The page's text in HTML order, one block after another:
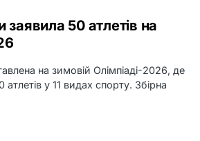
заявила 50 атлетів на
на зимовій Олімпіаді-2026, де
у 11 видах спорту. Збірна